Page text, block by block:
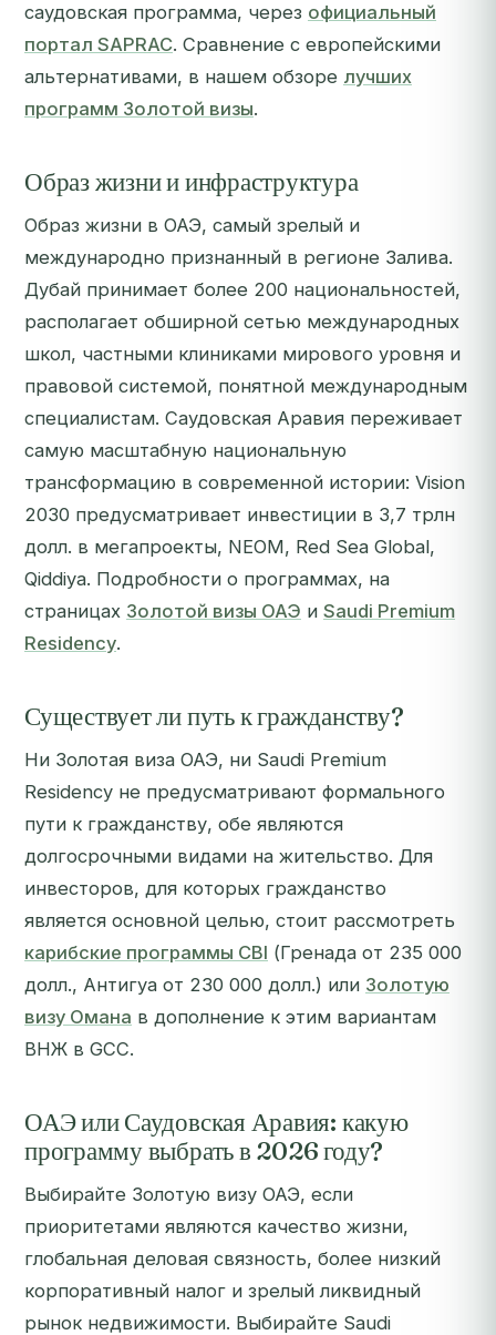
саудовская программа, через официальный
портал SAPRAC. Сравнение с европейскими
альтернативами, в нашем обзоре лучших
программ Золотой визы.
Образ жизни и инфраструктура
Образ жизни в ОАЭ, самый зрелый и
международно признанный в регионе Залива.
Дубай принимает более 200 национальностей,
располагает обширной сетью международных
школ, частными клиниками мирового уровня и
правовой системой, понятной международным
специалистам. Саудовская Аравия переживает
самую масштабную национальную
трансформацию в современной истории: Vision
2030 предусматривает инвестиции в 3,7 трлн
долл. в мегапроекты, NEOM, Red Sea Global,
Qiddiya. Подробности о программах, на
страницах Золотой визы ОАЭ и Saudi Premium
Residency.
Существует ли путь к гражданству?
Ни Золотая виза ОАЭ, ни Saudi Premium
Residency не предусматривают формального
пути к гражданству, обе являются
долгосрочными видами на жительство. Для
инвесторов, для которых гражданство
является основной целью, стоит рассмотреть
карибские программы CBI (Гренада от 235 000
долл., Антигуа от 230 000 долл.) или Золотую
визу Омана в дополнение к этим вариантам
ВНЖ в GCC.
ОАЭ или Саудовская Аравия: какую
программу выбрать в 2026 году?
Выбирайте Золотую визу ОАЭ, если
приоритетами являются качество жизни,
глобальная деловая связность, более низкий
корпоративный налог и зрелый ликвидный
рынок недвижимости. Выбирайте Saudi